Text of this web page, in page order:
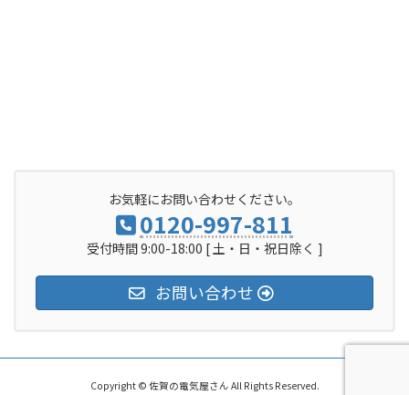
お気軽にお問い合わせください。
0120-997-811
受付時間 9:00-18:00 [ 土・日・祝日除く ]
お問い合わせ
Copyright © 佐賀の電気屋さん All Rights Reserved.